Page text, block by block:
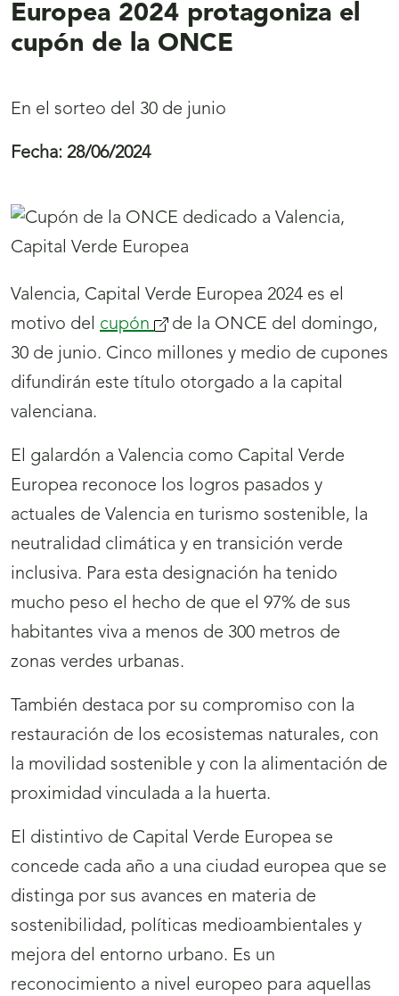
Europea 2024 protagoniza el
cupón de la ONCE
En el sorteo del 30 de junio
Fecha: 28/06/2024
Valencia, Capital Verde Europea 2024 es el
motivo del cupón (se
abrirá
nueva
de la ONCE del domingo,
30 de junio. Cinco millones y medio de cupones
difundirán este título otorgado a la capital
valenciana.
El galardón a Valencia como Capital Verde
Europea reconoce los logros pasados y
actuales de Valencia en turismo sostenible, la
neutralidad climática y en transición verde
inclusiva. Para esta designación ha tenido
mucho peso el hecho de que el 97% de sus
habitantes viva a menos de 300 metros de
zonas verdes urbanas.
También destaca por su compromiso con la
restauración de los ecosistemas naturales, con
la movilidad sostenible y con la alimentación de
proximidad vinculada a la huerta.
El distintivo de Capital Verde Europea se
concede cada año a una ciudad europea que se
distinga por sus avances en materia de
sostenibilidad, políticas medioambientales y
mejora del entorno urbano. Es un
reconocimiento a nivel europeo para aquellas